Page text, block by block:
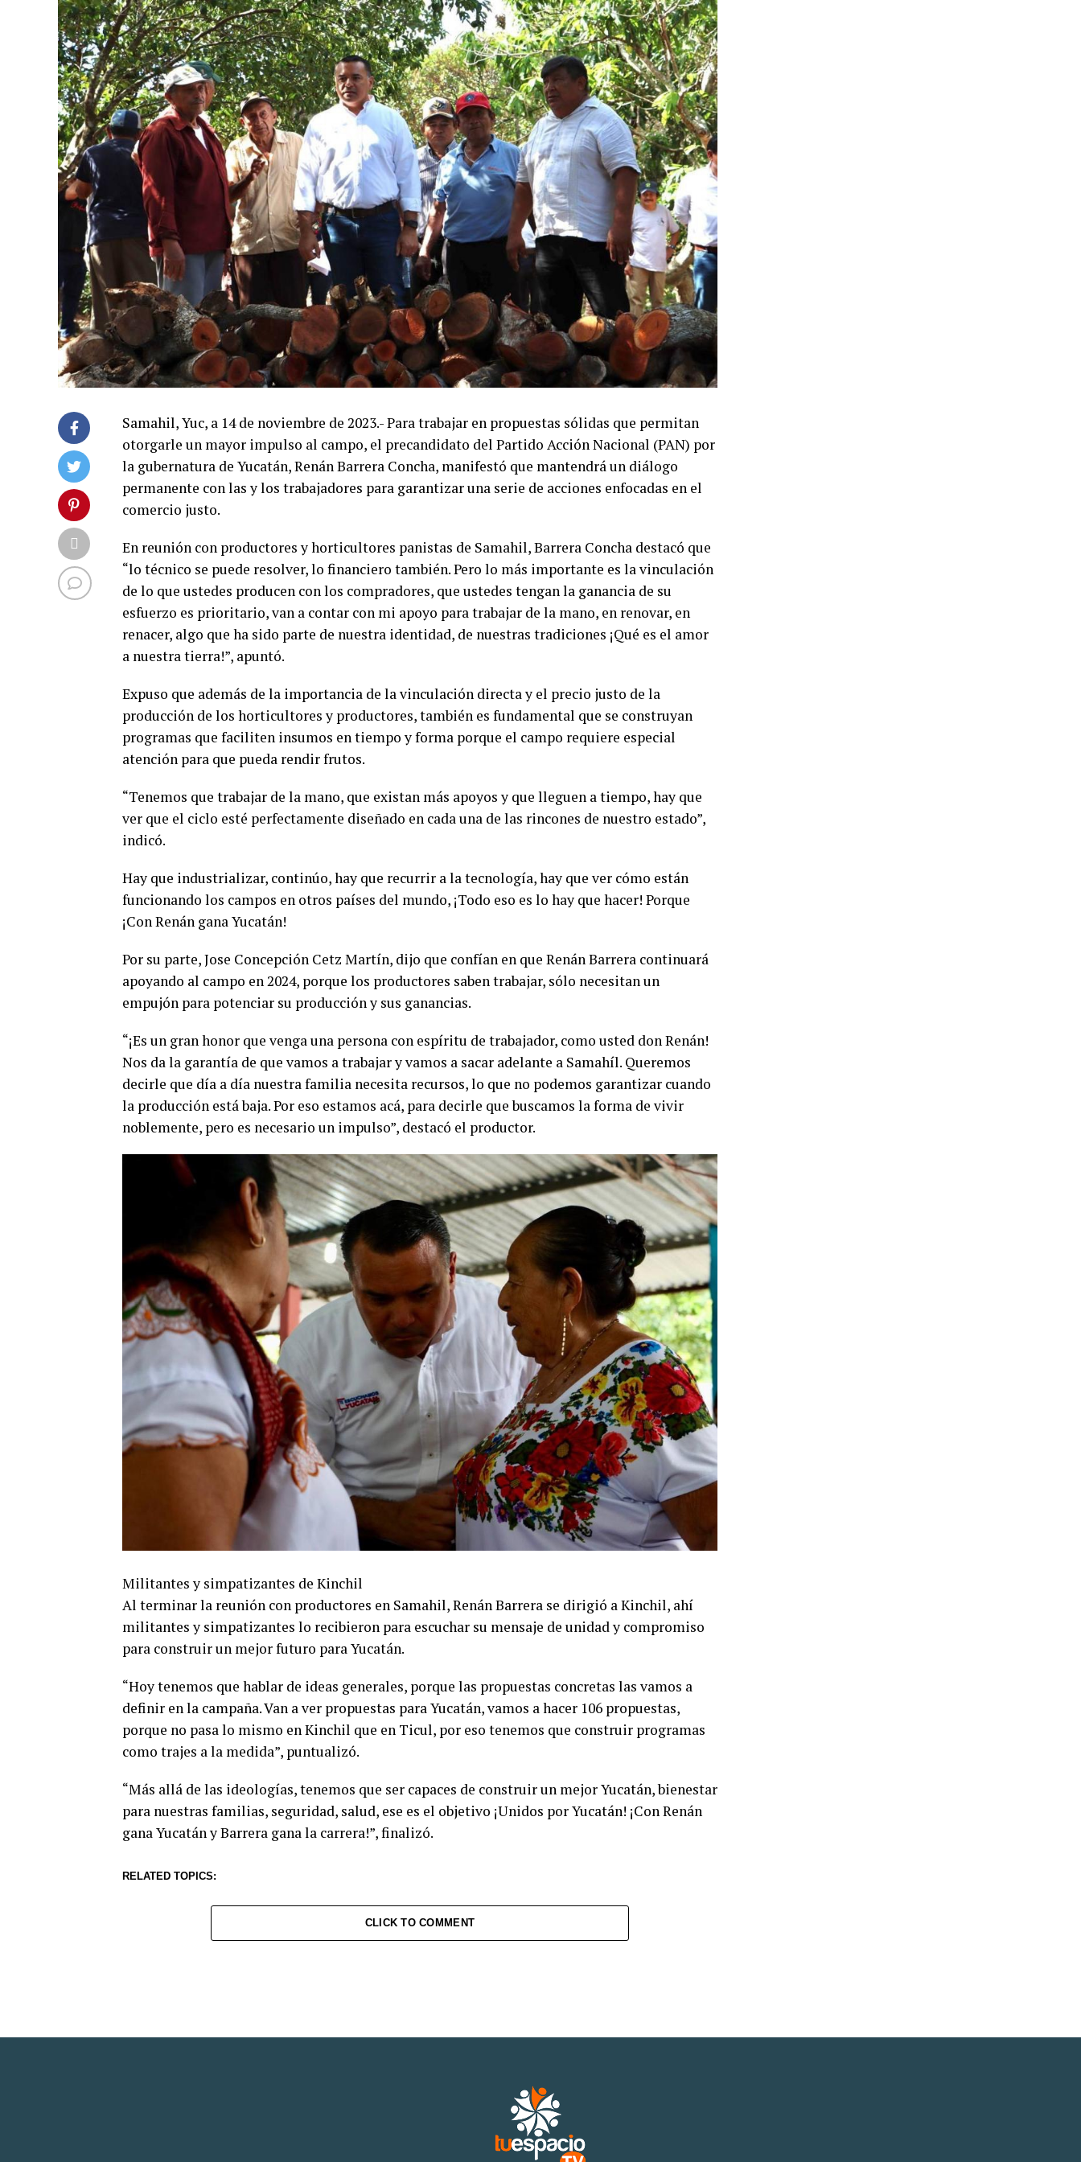
Samahil, Yuc, a 14 de noviembre de 2023.- Para trabajar en propuestas sólidas que permitan
otorgarle un mayor impulso al campo, el precandidato del Partido Acción Nacional (PAN) por
la gubernatura de Yucatán, Renán Barrera Concha, manifestó que mantendrá un diálogo
permanente con las y los trabajadores para garantizar una serie de acciones enfocadas en el
comercio justo.
En reunión con productores y horticultores panistas de Samahil, Barrera Concha destacó que
“lo técnico se puede resolver, lo financiero también. Pero lo más importante es la vinculación
de lo que ustedes producen con los compradores, que ustedes tengan la ganancia de su
esfuerzo es prioritario, van a contar con mi apoyo para trabajar de la mano, en renovar, en
renacer, algo que ha sido parte de nuestra identidad, de nuestras tradiciones ¡Qué es el amor
a nuestra tierra!”, apuntó.
Expuso que además de la importancia de la vinculación directa y el precio justo de la
producción de los horticultores y productores, también es fundamental que se construyan
programas que faciliten insumos en tiempo y forma porque el campo requiere especial
atención para que pueda rendir frutos.
“Tenemos que trabajar de la mano, que existan más apoyos y que lleguen a tiempo, hay que
ver que el ciclo esté perfectamente diseñado en cada una de las rincones de nuestro estado”,
indicó.
Hay que industrializar, continúo, hay que recurrir a la tecnología, hay que ver cómo están
funcionando los campos en otros países del mundo, ¡Todo eso es lo hay que hacer! Porque
¡Con Renán gana Yucatán!
Por su parte, Jose Concepción Cetz Martín, dijo que confían en que Renán Barrera continuará
apoyando al campo en 2024, porque los productores saben trabajar, sólo necesitan un
empujón para potenciar su producción y sus ganancias.
“¡Es un gran honor que venga una persona con espíritu de trabajador, como usted don Renán!
Nos da la garantía de que vamos a trabajar y vamos a sacar adelante a Samahíl. Queremos
decirle que día a día nuestra familia necesita recursos, lo que no podemos garantizar cuando
la producción está baja. Por eso estamos acá, para decirle que buscamos la forma de vivir
noblemente, pero es necesario un impulso”, destacó el productor.
Militantes y simpatizantes de Kinchil
Al terminar la reunión con productores en Samahil, Renán Barrera se dirigió a Kinchil, ahí
militantes y simpatizantes lo recibieron para escuchar su mensaje de unidad y compromiso
para construir un mejor futuro para Yucatán.
“Hoy tenemos que hablar de ideas generales, porque las propuestas concretas las vamos a
definir en la campaña. Van a ver propuestas para Yucatán, vamos a hacer 106 propuestas,
porque no pasa lo mismo en Kinchil que en Ticul, por eso tenemos que construir programas
como trajes a la medida”, puntualizó.
“Más allá de las ideologías, tenemos que ser capaces de construir un mejor Yucatán, bienestar
para nuestras familias, seguridad, salud, ese es el objetivo ¡Unidos por Yucatán! ¡Con Renán
gana Yucatán y Barrera gana la carrera!”, finalizó.
RELATED TOPICS:
CLICK TO COMMENT